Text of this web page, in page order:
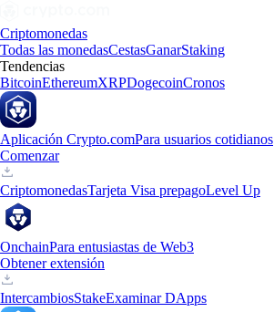
Criptomonedas
Todas las monedasCestasGanarStaking
Tendencias
BitcoinEthereumXRPDogecoinCronos
Aplicación Crypto.comPara usuarios cotidianos
Comenzar
CriptomonedasTarjeta Visa prepagoLevel Up
OnchainPara entusiastas de Web3
Obtener extensión
IntercambiosStakeExaminar DApps